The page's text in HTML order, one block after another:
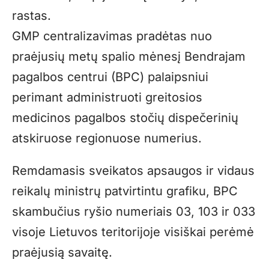
rastas.
GMP centralizavimas pradėtas nuo
praėjusių metų spalio mėnesį Bendrajam
pagalbos centrui (BPC) palaipsniui
perimant administruoti greitosios
medicinos pagalbos stočių dispečerinių
atskiruose regionuose numerius.
Remdamasis sveikatos apsaugos ir vidaus
reikalų ministrų patvirtintu grafiku, BPC
skambučius ryšio numeriais 03, 103 ir 033
visoje Lietuvos teritorijoje visiškai perėmė
praėjusią savaitę.